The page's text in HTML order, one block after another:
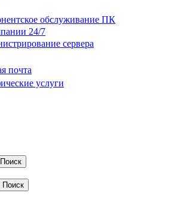
обслуживание ПК
24/7
сервера
почта
услуги